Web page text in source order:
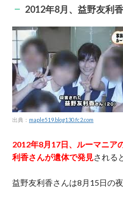
2012年8月、益野友利
出典： maple519.blog130.fc2.com
2012年8月17日、ルーマニア
利香さんが遺体で発見される
益野友利香さんは8月15日の